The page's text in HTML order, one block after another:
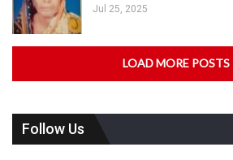
Jul 25, 2025
LOAD MORE POSTS
Follow Us